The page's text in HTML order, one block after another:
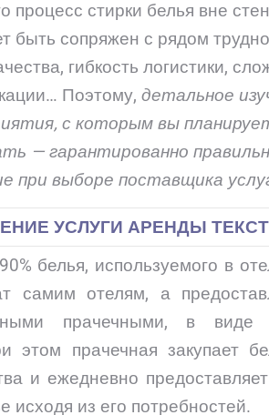
процесс стирки белья вне
быть сопряжен с рядом
гибкость логистики,
Поэтому, детальное
с которым вы
— гарантированно
при выборе поставщика
УСЛУГИ АРЕНДЫ
белья, используемого в
самим отелям, а
прачечными, в виде
этом прачечная закупает
и ежедневно
исходя из его потребностей.